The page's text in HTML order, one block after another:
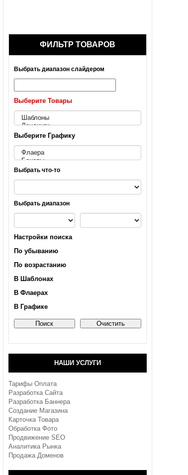
ФИЛЬТР ТОВАРОВ
Выбрать диапазон слайдером
Выберите Товары
Выберите Графику
Выбрать что-то
Выбрать диапазон
Настройки поиска
По убыванию
По возрастанию
В Шаблонах
В Флаерах
В Графике
НАШИ УСЛУГИ
Тарифы Оплата
Разработка Сайта
Разработка Баннера
Создание Магазина
Карточка Товара
Обработка Фото
Продвижение SEO
Аналитика Рынка
Продажа Доменов